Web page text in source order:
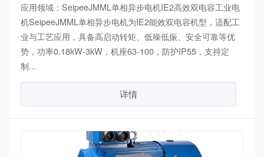
应用领域：SeipeeJMML单相异步电机IE2高效双电容工业电
机SeipeeJMML单相异步电机为IE2能效双电容机型，适配工
业与工艺应用，具备高启动转矩、低噪低振、安全可靠等优
势，功率0.18kW-3kW，机座63-100，防护IP55，支持定
制...
详情